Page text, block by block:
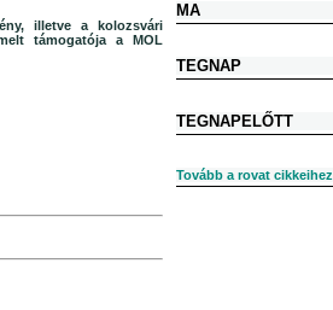
illetve a kolozsvári
támogatója a MOL
MA
TEGNAP
TEGNAPELŐTT
Tovább a rovat cikkeihez